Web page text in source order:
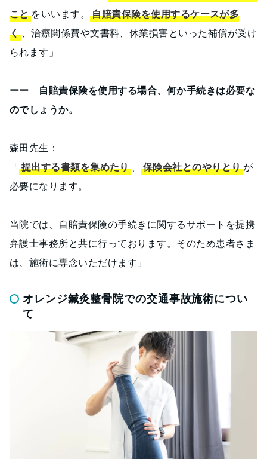
こと をいいます。自賠責保険を使用するケースが多
く、治療関係費や文書料、休業損害といった補償が受け
られます」
ーー 自賠責保険を使用する場合、何か手続きは必要な
のでしょうか。
森田先生：
「提出する書類を集めたり 、 保険会社とのやりとりが
必要になります。
当院では、自賠責保険の手続きに関するサポートを提携
弁護士事務所と共に行っております。そのため患者さま
は、施術に専念いただけます」
オレンジ鍼灸整骨院での交通事故施術につい
て